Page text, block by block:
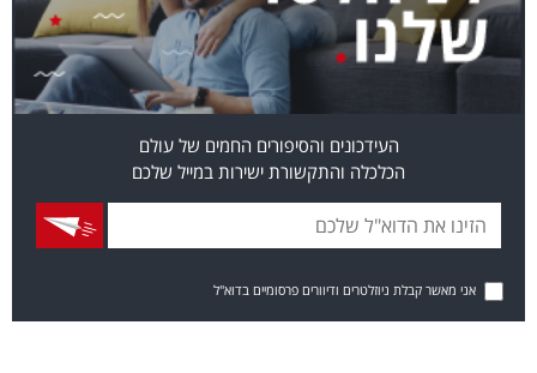
העידכונים והסיפורים החמים של עולם
הכלכלה והתקשורת ישירות במייל שלכם
אני מאשר קבלת ניוזלטרים ודיוורים פרסומיים בדוא"ל